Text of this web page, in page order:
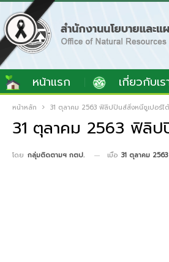
หน้าแรก เกี่ยวกับเร
หน้าหลัก 31 ตุลาคม 2563 ฟิลิปปินส์สั่งหนีซูเปอร์ไ
31 ตุลาคม 2563 ฟิลิป
โดย กลุ่มติดตามฯ กตป. เมื่อ 31 ตุลาคม 2563